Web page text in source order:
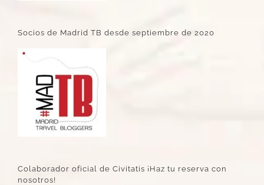
Socios de Madrid TB desde septiembre de 2020
Colaborador oficial de Civitatis ¡Haz tu reserva con
nosotros!